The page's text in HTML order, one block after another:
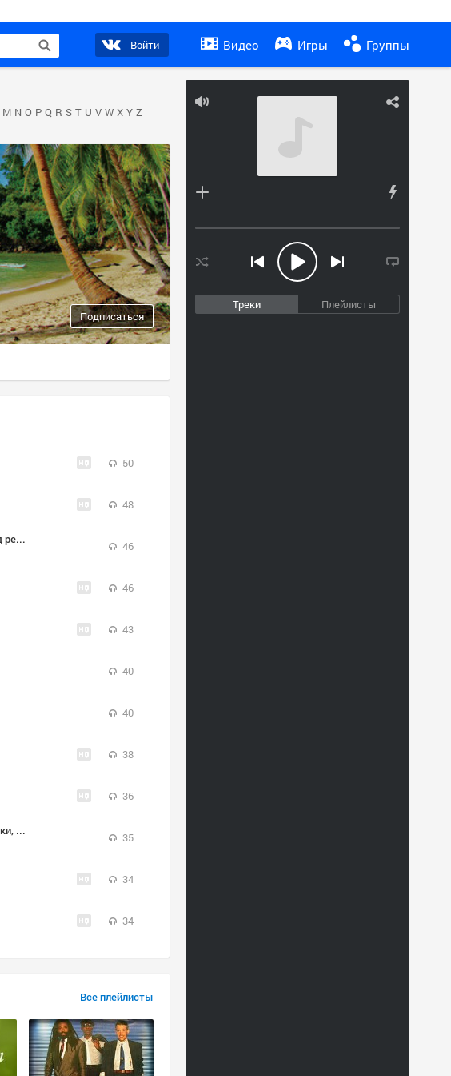
Войти Видео Игры Группы
Треки Плейлисты
M N O P Q R S T U V W X Y Z
Подписаться
50
48
Там, где клен шумит над речной волной, Говорили мы о любви с тобой. Опустел тот клен, в поле бродит мгла...а любовь как сон...четырём ветрам грусть-печаль раздам, не вернётся вновь это лето к нам... - wap.kengu.ru
46
46
43
40
40
38
36
Фристайл - Прощай навеки, последняя любовь
35
34
34
Все плейлисты